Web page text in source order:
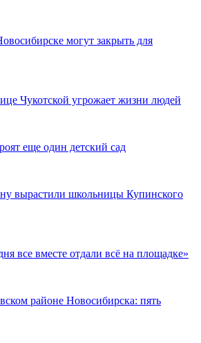
могут закрыть для
Чукотской угрожает жизни людей
еще один детский сад
вырастили школьницы Купинского
все вместе отдали всё на площадке»
районе Новосибирска: пять